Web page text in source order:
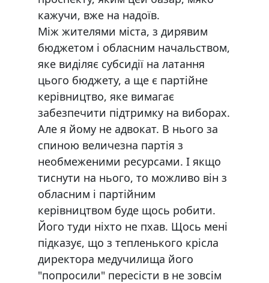
кажучи, вже на надоїв.
Між жителями міста, з дирявим
бюджетом і обласним начальством,
яке виділяє субсидії на латання
цього бюджету, а ще є партійне
керівництво, яке вимагає
забезпечити підтримку на виборах.
Але я йому не адвокат. В нього за
спиною величезна партія з
необмеженими ресурсами. І якщо
тиснути на нього, то можливо він з
обласним і партійним
керівництвом буде щось робити.
Його туди ніхто не пхав. Щось мені
підказує, що з тепленького крісла
директора медучилища його
"попросили" пересісти в не зовсім